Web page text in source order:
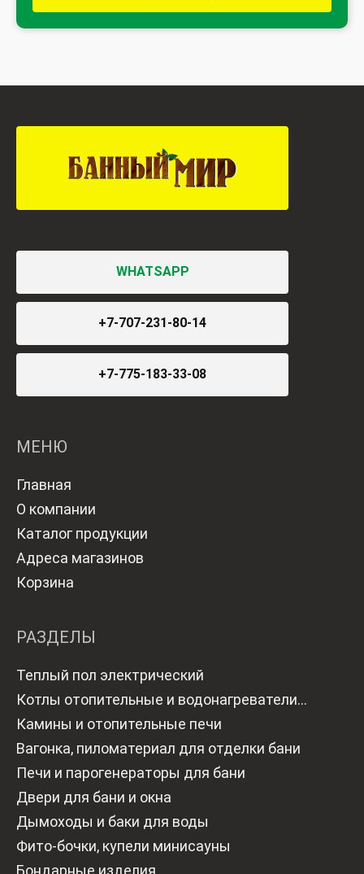
WHATSAPP
+7-707-231-80-14
+7-775-183-33-08
МЕНЮ
Главная
О компании
Каталог продукции
Адреса магазинов
Корзина
РАЗДЕЛЫ
Теплый пол электрический
Котлы отопительные и водонагреватели
газовые
Камины и отопительные печи
Вагонка, пиломатериал для отделки бани
Печи и парогенераторы для бани
Двери для бани и окна
Дымоходы и баки для воды
Фито-бочки, купели минисауны
Бондарные изделия